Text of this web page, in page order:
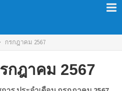
กรกฎาคม 2567
กฎาคม 2567